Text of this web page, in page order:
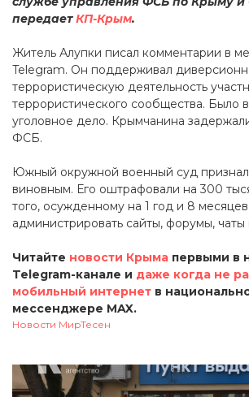
передаетКП-Крым.
Житель Алупки писал комментарии в
Telegram. Он поддерживал
террористическую деятельность
террористического сообщества. Было
уголовное дело. Крымчанина
ФСБ.
Южный окружной военный суд признал
виновным. Его оштрафовали на 300
того, осужденному на 1 год и 8
администрировать сайты, форумы, чаты
Читайте новости Крыма первыми в
Telegram-канале и даже когда не
мобильный интернет в
мессенджере MAX.
Новости МирТесен